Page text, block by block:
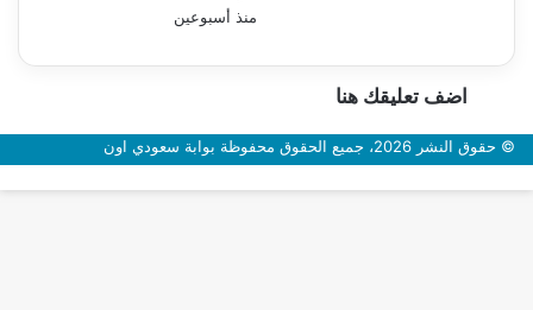
منذ أسبوعين
اضف تعليقك هنا
© حقوق النشر 2026، جميع الحقوق محفوظة بوابة سعودي اون